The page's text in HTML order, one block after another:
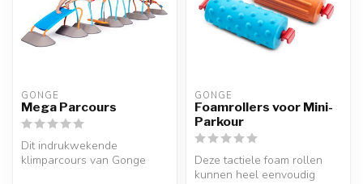
GONGE
Mega Parcours
Dit indrukwekende
klimparcours van Gonge
GONGE
Foamrollers voor Mini-
Parkour
Deze tactiele foam rollen
kunnen heel eenvoudig